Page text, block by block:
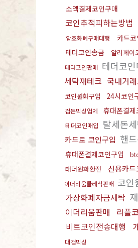
소액결제코인구매
코인추적피하는방법
암호화폐구매대행 카드
테더코인송금 알리페이
테더코인판매 테더코인
세탁재테크 국내거
코인원화구입 24시코인
검돈믹싱업체 휴대폰결제
테더코인매입 탈세돈
카드로 코인구입 핸
휴대폰결제코인구입
태더원화환전 신용카
이더리움클레식판매 코인
가상화폐자금세탁
이더리움판매
리플
비트코인전송대행
대검믹싱